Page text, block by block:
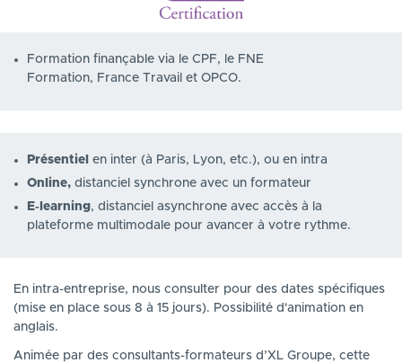
Formation finançable via le CPF, le FNE
Formation, France Travail et OPCO.
Présentiel en inter (à Paris, Lyon, etc.), ou en intra
Online, distanciel synchrone avec un formateur
E‑learning, distanciel asynchrone avec accès à la
plateforme multimodale pour avancer à votre rythme.
En intra-entreprise, nous consulter pour des dates spécifiques
(mise en place sous 8 à 15 jours). Possibilité d'animation en
anglais.
Animée par des consultants-formateurs d’XL Groupe, cette